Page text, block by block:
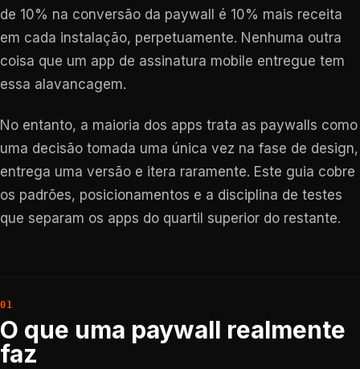
de 10% na conversão da paywall é 10% mais receita
em cada instalação, perpetuamente. Nenhuma outra
coisa que um app de assinatura mobile entregue tem
essa alavancagem.
No entanto, a maioria dos apps trata as paywalls como
uma decisão tomada uma única vez na fase de design,
entrega uma versão e itera raramente. Este guia cobre
os padrões, posicionamentos e a disciplina de testes
que separam os apps do quartil superior do restante.
O que uma paywall realmente
faz